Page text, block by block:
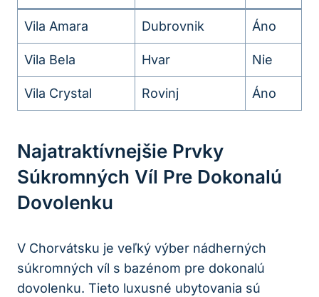
Vila Amara Dubrovnik Áno
Vila Bela Hvar Nie
Vila Crystal Rovinj Áno
Najatraktívnejšie Prvky
Súkromných Víl Pre Dokonalú
Dovolenku
V Chorvátsku je veľký výber nádherných
⁤súkromných víl s bazénom pre dokonalú
⁤dovolenku. Tieto luxusné⁢ ubytovania sú